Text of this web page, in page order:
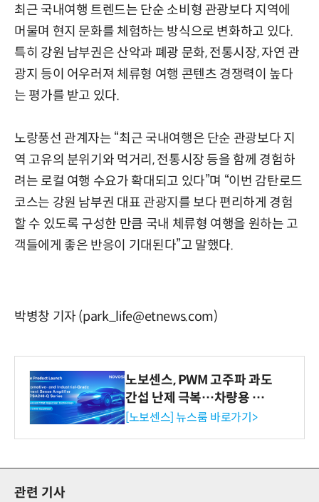
최근 국내여행 트렌드는 단순 소비형 관광보다 지역에
머물며 현지 문화를 체험하는 방식으로 변화하고 있다.
특히 강원 남부권은 산악과 폐광 문화, 전통시장, 자연 관
광지 등이 어우러져 체류형 여행 콘텐츠 경쟁력이 높다
는 평가를 받고 있다.
노랑풍선 관계자는 “최근 국내여행은 단순 관광보다 지
역 고유의 분위기와 먹거리, 전통시장 등을 함께 경험하
려는 로컬 여행 수요가 확대되고 있다”며 “이번 감탄로드
코스는 강원 남부권 대표 관광지를 보다 편리하게 경험
할 수 있도록 구성한 만큼 국내 체류형 여행을 원하는 고
객들에게 좋은 반응이 기대된다”고 말했다.
박병창 기자 (park_life@etnews.com)
노보센스, PWM 고주파 과도
간섭 난제 극복…차량용 전
류 감지 증폭기
[노보센스] 뉴스룸 바로가기>
관련 기사